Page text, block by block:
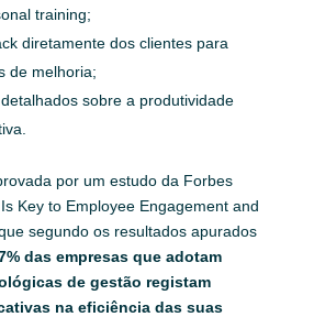
training;
diretamente dos clientes para
de melhoria;
sobre a produtividade
por um estudo da Forbes
Key to Employee Engagement and
segundo os resultados apurados
das empresas que adotam
de gestão registam
na eficiência das suas